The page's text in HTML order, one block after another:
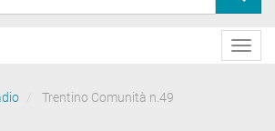
Trentino Comunità n.49